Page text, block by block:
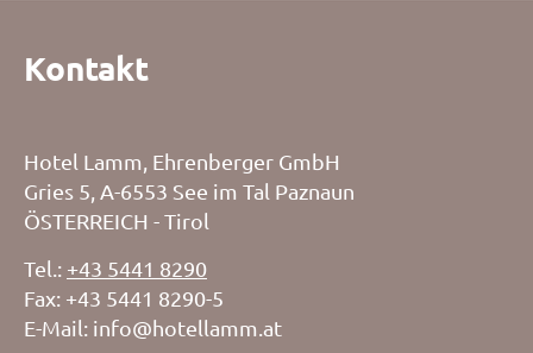
Kontakt
Hotel Lamm, Ehrenberger GmbH
Gries 5, A-6553 See im Tal Paznaun
ÖSTERREICH - Tirol
Tel.: +43 5441 8290
Fax: +43 5441 8290-5
E-Mail: info@hotellamm.at